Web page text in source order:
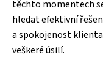
těchto momentech
hledat efektivní
a spokojenost
veškeré úsilí.